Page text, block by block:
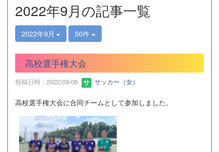
2022年9月の記事一覧
2022年9月 50件
高校選手権大会
投稿日時 : 2022/09/06 サッカー（女）
高校選手権大会に合同チームとして参加しました。